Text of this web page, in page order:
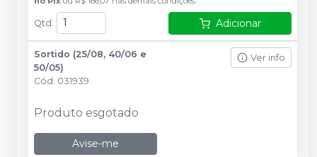
Qtd : Adicionar
Sortido (25/08, 40/06 e
50/05)
Cód. 031939
Ver info
Produto esgotado
Avise-me